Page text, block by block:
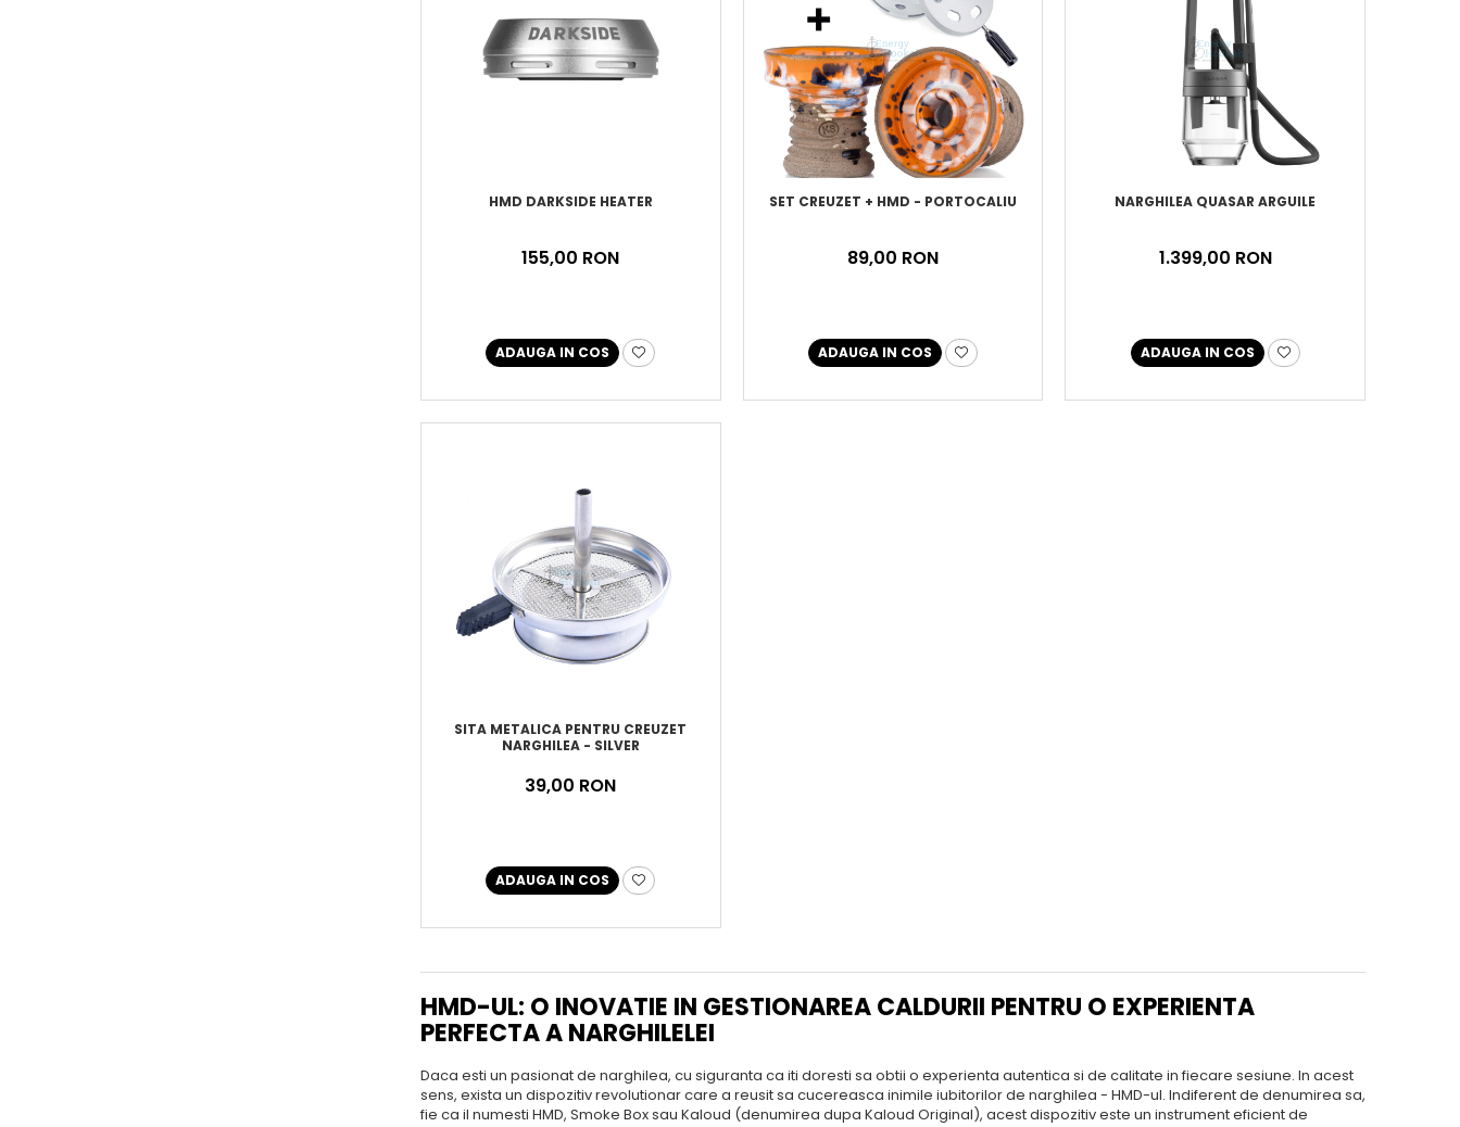
HMD DARKSIDE HEATER
155,00 RON
ADAUGA IN COS
SET CREUZET + HMD - PORTOCALIU
89,00 RON
ADAUGA IN COS
NARGHILEA QUASAR ARGUILE
1.399,00 RON
ADAUGA IN COS
SITA METALICA PENTRU CREUZET
NARGHILEA - SILVER
39,00 RON
ADAUGA IN COS
HMD-UL: O INOVATIE IN GESTIONAREA CALDURII PENTRU O EXPERIENTA
PERFECTA A NARGHILELEI
Daca esti un pasionat de narghilea, cu siguranta ca iti doresti sa obtii o experienta autentica si de calitate in fiecare sesiune. In acest
sens, exista un dispozitiv revolutionar care a reusit sa cucereasca inimile iubitorilor de narghilea - HMD-ul. Indiferent de denumirea sa,
fie ca il numesti HMD, Smoke Box sau Kaloud (denumirea dupa Kaloud Original), acest dispozitiv este un instrument eficient de